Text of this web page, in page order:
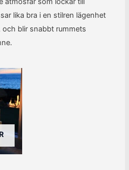
lika bra i en stilren lägenhet
blir snabbt rummets